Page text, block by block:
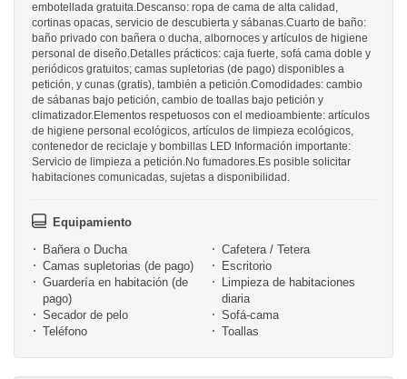
embotellada gratuita.Descanso: ropa de cama de alta calidad,
cortinas opacas, servicio de descubierta y sábanas.Cuarto de baño:
baño privado con bañera o ducha, albornoces y artículos de higiene
personal de diseño.Detalles prácticos: caja fuerte, sofá cama doble y
periódicos gratuitos; camas supletorias (de pago) disponibles a
petición, y cunas (gratis), también a petición.Comodidades: cambio
de sábanas bajo petición, cambio de toallas bajo petición y
climatizador.Elementos respetuosos con el medioambiente: artículos
de higiene personal ecológicos, artículos de limpieza ecológicos,
contenedor de reciclaje y bombillas LED Información importante:
Servicio de limpieza a petición.No fumadores.Es posible solicitar
habitaciones comunicadas, sujetas a disponibilidad.
Equipamiento
Bañera o Ducha
Cafetera / Tetera
Camas supletorias (de pago)
Escritorio
Guardería en habitación (de
pago)
Limpieza de habitaciones
diaria
Secador de pelo
Sofá-cama
Teléfono
Toallas